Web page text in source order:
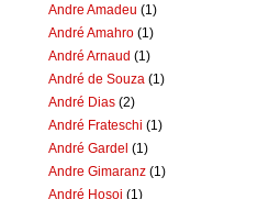
Andre Amadeu (1)
André Amahro (1)
André Arnaud (1)
André de Souza (1)
André Dias (2)
André Frateschi (1)
André Gardel (1)
Andre Gimaranz (1)
André Hosoi (1)